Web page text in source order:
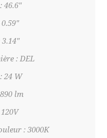
46.6"
: DEL
24 W
lm
: 3000K